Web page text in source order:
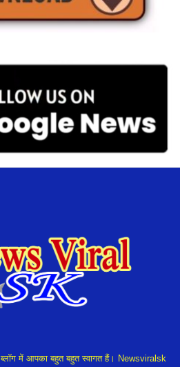
में आपका बहुत बहुत स्वागत हैं। Newsviralsk